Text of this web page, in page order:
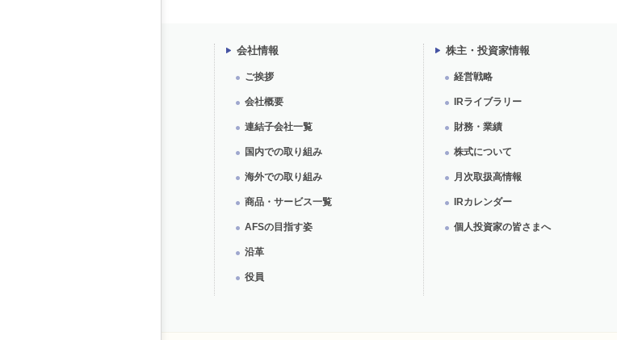
会社情報
ご挨拶
会社概要
連結子会社一覧
国内での取り組み
海外での取り組み
商品・サービス一覧
AFSの目指す姿
沿革
役員
株主・投資家情報
経営戦略
IRライブラリー
財務・業績
株式について
月次取扱高情報
IRカレンダー
個人投資家の皆さまへ